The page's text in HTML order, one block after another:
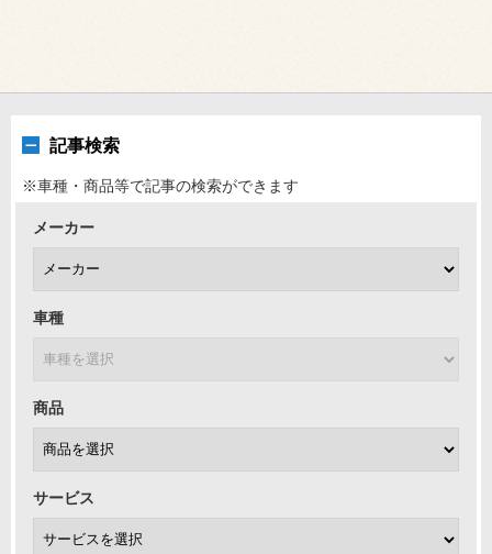
記事検索
※車種・商品等で記事の検索ができます
メーカー
車種
商品
サービス